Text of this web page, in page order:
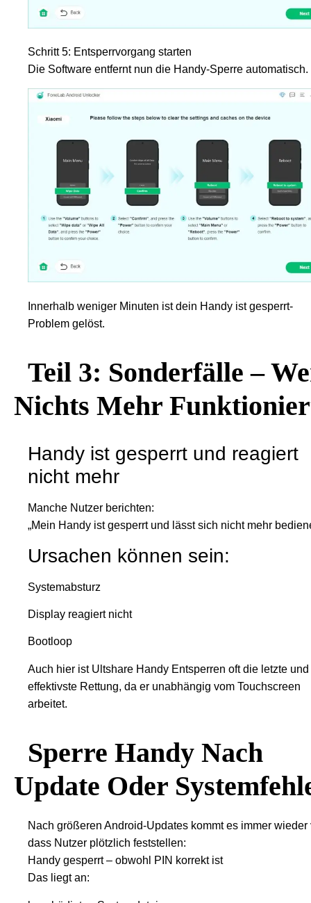
Schritt 5: Entsperrvorgang starten
Die Software entfernt nun die Handy-Sperre automatisch.
Innerhalb weniger Minuten ist dein Handy ist gesperrt-
Problem gelöst.
Teil 3: Sonderfälle –
Nichts Mehr
Handy ist gesperrt und reagiert
nicht mehr
Manche Nutzer berichten:
„Mein Handy ist gesperrt und lässt sich nicht mehr
Ursachen können sein:
Systemabsturz
Display reagiert nicht
Bootloop
Auch hier ist Ultshare Handy Entsperren oft die letzte und
effektivste Rettung, da er unabhängig vom Touchscreen
arbeitet.
Sperre Handy Nach
Update Oder
Nach größeren Android-Updates kommt es immer wieder
dass Nutzer plötzlich feststellen:
Handy gesperrt – obwohl PIN korrekt ist
Das liegt an: